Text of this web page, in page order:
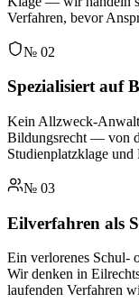
Verfahren, bevor
№ 02
Spezialisiert auf
Kein Allzweck-
Bildungsrecht — von
Studienplatzklage und
№ 03
Eilverfahren als
Ein verlorenes Schul-
Wir denken in
laufenden Verfahren